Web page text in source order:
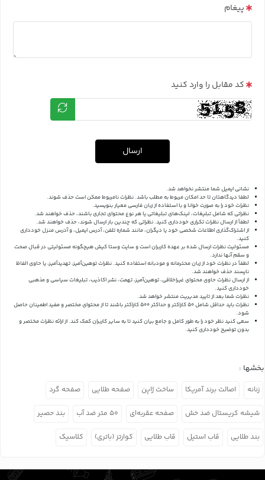
پیغام
کد مقابل را وارد کنید
ارسال
نشانی ایمیل شما منتشر نخواهد شد.
لطفا دیدگاهتان تا حد امکان مربوط به مطلب باشد. نظرات نامربوط ممکن است حذف شوند.
نظرات خود را به صورت خوانا و با استفاده از زبان فارسی معیار بنویسید.
نظراتی که شامل تبلیغات، لینک‌های تبلیغاتی یا هر نوع محتوای تجاری باشند، حذف خواهند شد.
لطفاً از ارسال نظرات تکراری خودداری کنید. نظراتی که چندین بار ارسال شوند، حذف خواهند شد.
از اشتراک‌گذاری اطلاعات شخصی خود یا دیگران، مانند شماره تلفن، آدرس ایمیل، و آدرس منزل خودداری
کنید.
مسئولیت نظرات ارسال شده بر عهده کاربران است و سایت وستا کیش هیچگونه مسئولیتی در قبال صحت
و سقم آنها ندارد.
لطفاً در نظرات خود از زبان محترمانه و مودبانه استفاده کنید. نظرات توهین‌آمیز، تهدیدآمیز، یا حاوی الفاظ
ناپسند حذف خواهند شد.
از ارسال نظرات حاوی محتوای غیراخلاقی، توهین‌آمیز، تهمت، نشر اکاذیب، تبلیغات سیاسی و مذهبی
خودداری کنید.
نظرات شما بعد از تایید مدیریت منتشر خواهد شد.
نظرات باید حداقل شامل 50 کاراکتر و حداکثر 500 کاراکتر باشند تا از محتوای مختصر و مفید اطمینان حاصل
شود.
سعی کنید نظر خود را به طور کامل و جامع بیان کنید تا به سایر کاربران کمک کند.از ارائه نظرات مختصر و
بدون توضیح خودداری کنید.
بخشها :
زنانه اصالت برند آمریکا ساخت ژاپن صفحه طلایی صفحه گرد
شیشه کریستال ضد خش صفحه عقربه‌ای ۵۰ متر ضد آب بند حصیر
بند طلایی قاب استیل قاب طلایی کوارتز (باتری) کلاسیک